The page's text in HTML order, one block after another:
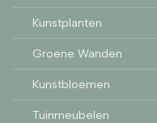
Kunstplanten
Groene Wanden
Kunstbloemen
Tuinmeubelen